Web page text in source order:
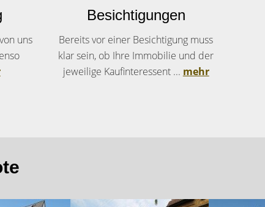
uns
Besichtigungen
Bereits vor einer Besichtigung muss
klar sein, ob Ihre Immobilie und der
jeweilige Kaufinteressent ... mehr